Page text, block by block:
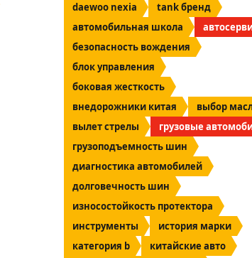
daewoo nexia
tank бренд
автомобильная школа
безопасность вождения
блок управления
боковая жесткость
внедорожники китая
выбор
вылет стрелы
грузовые
грузоподъемность шин
диагностика автомобилей
долговечность шин
износостойкость протектора
инструменты
история марки
категория b
китайские авто